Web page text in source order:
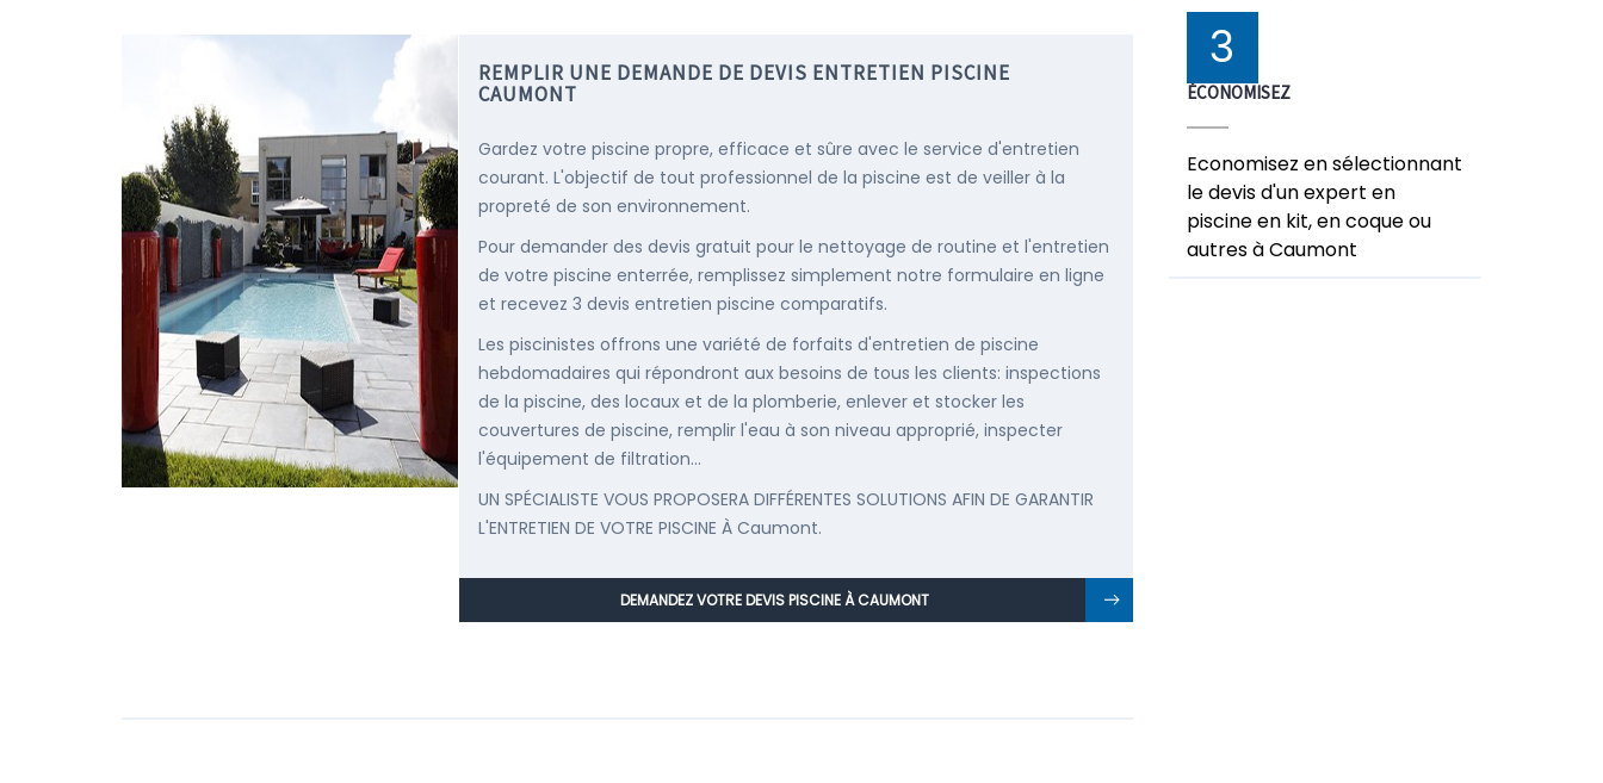
REMPLIR UNE DEMANDE DE DEVIS ENTRETIEN PISCINE
CAUMONT
Gardez votre piscine propre, efficace et sûre avec le service d'entretien
courant. L'objectif de tout professionnel de la piscine est de veiller à la
propreté de son environnement.
Pour demander des devis gratuit pour le nettoyage de routine et l'entretien
de votre piscine enterrée, remplissez simplement notre formulaire en ligne
et recevez 3 devis entretien piscine comparatifs.
Les piscinistes offrons une variété de forfaits d'entretien de piscine
hebdomadaires qui répondront aux besoins de tous les clients: inspections
de la piscine, des locaux et de la plomberie, enlever et stocker les
couvertures de piscine, remplir l'eau à son niveau approprié, inspecter
l'équipement de filtration...
UN SPÉCIALISTE VOUS PROPOSERA DIFFÉRENTES SOLUTIONS AFIN DE GARANTIR
L'ENTRETIEN DE VOTRE PISCINE À Caumont.
DEMANDEZ VOTRE DEVIS PISCINE À CAUMONT
3
ÉCONOMISEZ
Economisez en sélectionnant
le devis d'un expert en
piscine en kit, en coque ou
autres à Caumont